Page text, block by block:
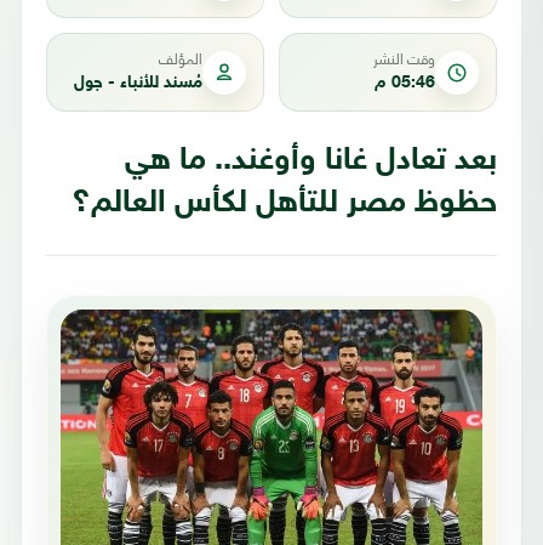
وقت النشر
05:46 م
المؤلف
مُسند للأنباء - جول
بعد تعادل غانا وأوغند.. ما هي
حظوظ مصر للتأهل لكأس العالم؟